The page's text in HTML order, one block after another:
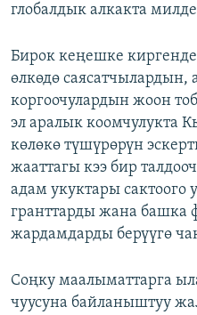
глобалдык алкакта
Бирок кеңешке
өлкөдө саясатчылардын,
коргоочулардын жоон
эл аралык коомчулукта
көлөкө түшүрөрүн
жааттагы кээ бир
адам укуктары сактоого
гранттарды жана башка
жардамдарды берүүгө
Соңку маалыматтарга
чуусуна байланыштуу